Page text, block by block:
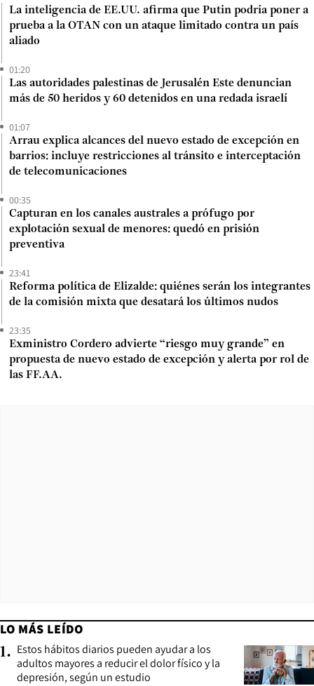
La inteligencia de EE.UU. afirma que Putin podría poner a
prueba a la OTAN con un ataque limitado contra un país
aliado
01:20
Las autoridades palestinas de Jerusalén Este denuncian
más de 50 heridos y 60 detenidos en una redada israelí
01:07
Arrau explica alcances del nuevo estado de excepción en
barrios: incluye restricciones al tránsito e interceptación
de telecomunicaciones
00:35
Capturan en los canales australes a prófugo por
explotación sexual de menores: quedó en prisión
preventiva
23:41
Reforma política de Elizalde: quiénes serán los integrantes
de la comisión mixta que desatará los últimos nudos
23:35
Exministro Cordero advierte “riesgo muy grande” en
propuesta de nuevo estado de excepción y alerta por rol de
las FF.AA.
LO MÁS LEÍDO
1. Estos hábitos diarios pueden ayudar a los
adultos mayores a reducir el dolor físico y la
depresión, según un estudio